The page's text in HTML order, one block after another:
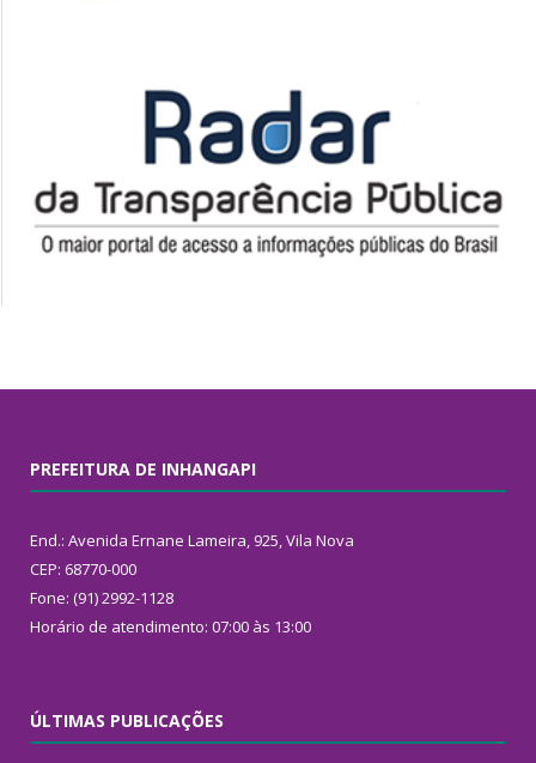
PREFEITURA DE INHANGAPI
End.: Avenida Ernane Lameira, 925, Vila Nova
CEP: 68770-000
Fone: (91) 2992-1128
Horário de atendimento: 07:00 às 13:00
ÚLTIMAS PUBLICAÇÕES